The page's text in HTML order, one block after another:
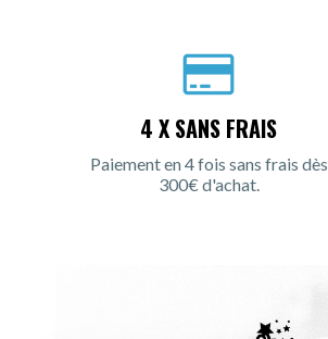
4 X SANS FRAIS
Paiement en 4 fois sans frais dès
300€ d'achat.